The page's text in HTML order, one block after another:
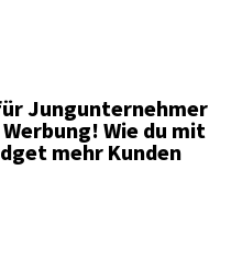
Jungunternehmer
Wie du mit
mehr Kunden